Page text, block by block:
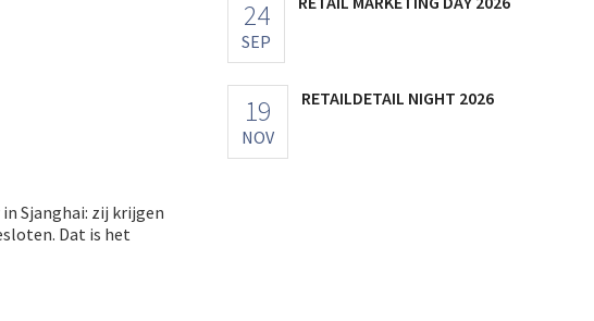
Sjanghai: zij krijgen
Dat is het
24
SEP
19
NOV
RETAILDETAIL NIGHT 2026